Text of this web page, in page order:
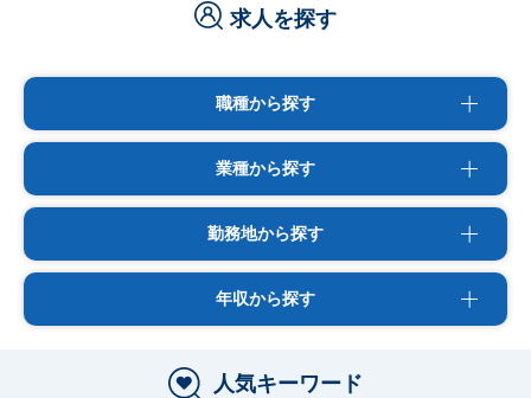
求人を探す
職種から探す
業種から探す
勤務地から探す
年収から探す
人気キーワード